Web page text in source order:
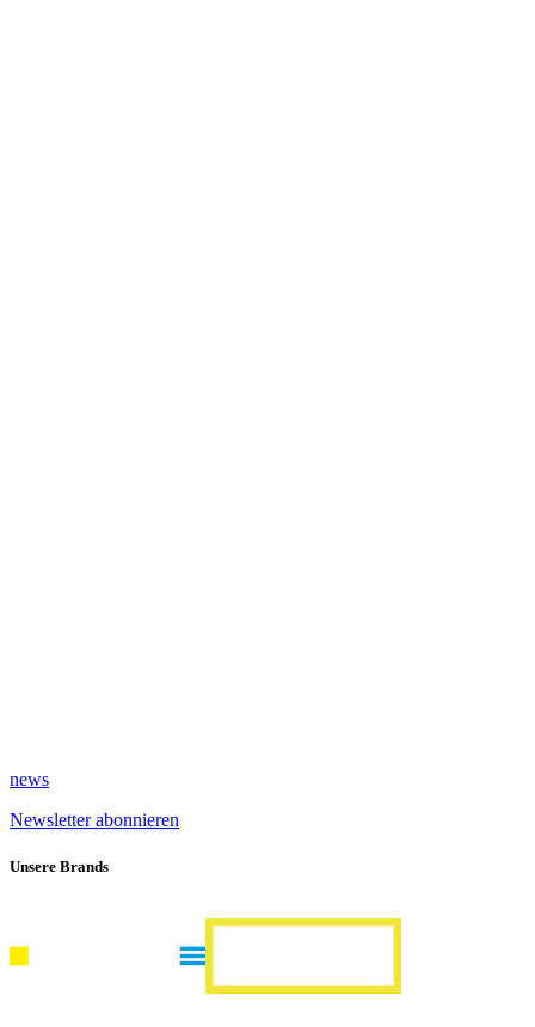
news
Newsletter abonnieren
Unsere Brands